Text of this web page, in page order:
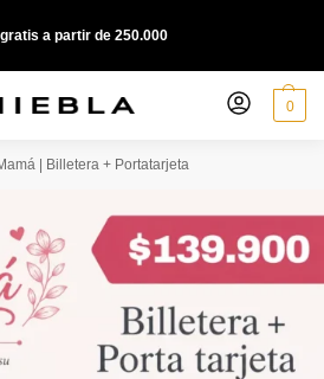
a partir de 250.000
0
| Billetera + Portatarjeta